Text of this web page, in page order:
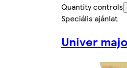
Quantity controls
Speciális ajánlat
Univer